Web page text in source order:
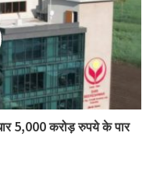
5,000 करोड़ रुपये के पार